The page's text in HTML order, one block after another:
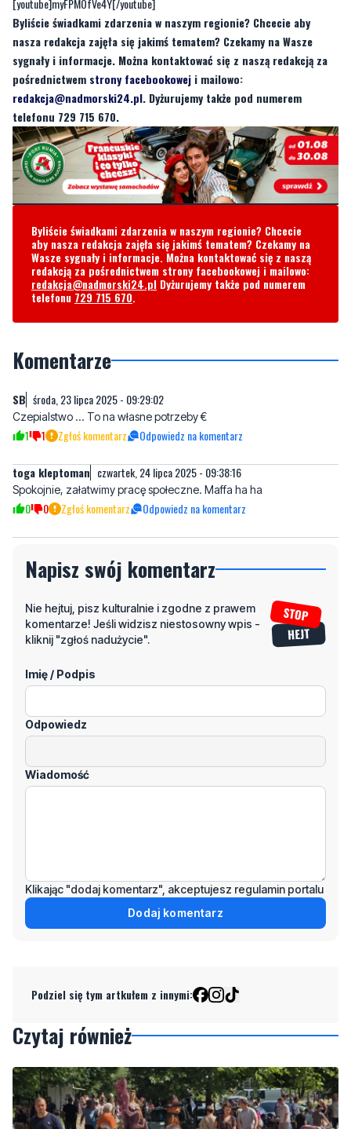
pośrednictwemstrony facebookoweji mailowo:
redakcja@nadmorski24.pl. Dyżurujemy także pod numerem
telefonu 729 715 670.
Byliście świadkami zdarzenia w naszym regionie? Chcecie
aby nasza redakcja zajęła się jakimś tematem? Czekamy na
Wasze sygnały i informacje. Można kontaktować się z naszą
redakcja@nadmorski24.plDyżurujemy także pod numerem
telefonu729 715 670.
Komentarze
Czepialstwo ... To na własne potrzeby €
toga kleptoman czwartek, 24 lipca 2025 - 09:38:16
Spokojnie, załatwimy pracę społeczne. Maffa ha ha
Napisz swój komentarz
komentarze! Jeśli widzisz niestosowny wpis -
kliknij "zgłoś nadużycie".
Imię / Podpis
Odpowiedz
Wiadomość